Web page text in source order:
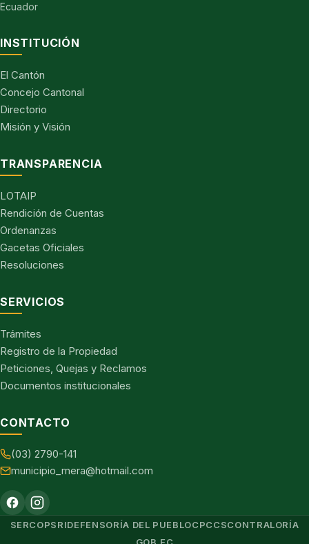
Ecuador
INSTITUCIÓN
El Cantón
Concejo Cantonal
Directorio
Misión y Visión
TRANSPARENCIA
LOTAIP
Rendición de Cuentas
Ordenanzas
Gacetas Oficiales
Resoluciones
SERVICIOS
Trámites
Registro de la Propiedad
Peticiones, Quejas y Reclamos
Documentos institucionales
CONTACTO
(03) 2790-141
municipio_mera@hotmail.com
SERCOPSRIDEFENSORÍA DEL PUEBLOCPCCSCONTRALORÍA